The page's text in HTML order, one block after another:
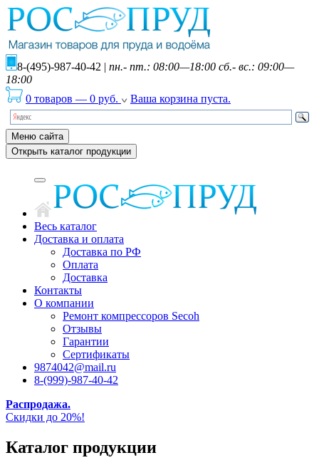
8-(495)-987-40-42 | пн.- пт.: 08:00—18:00 сб.- вс.: 09:00—
18:00
0 товаров — 0 руб. Ваша корзина пуста.
Меню сайта
Открыть каталог продукции
Весь каталог
Доставка и оплата
Доставка по РФ
Оплата
Доставка
Контакты
О компании
Ремонт компрессоров Secoh
Отзывы
Гарантии
Сертификаты
9874042@mail.ru
8-(999)-987-40-42
Распродажа.
Скидки до 20%!
Каталог продукции